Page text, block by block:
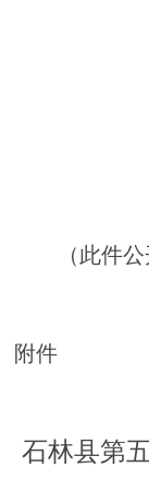
（此件
附件
石林县第